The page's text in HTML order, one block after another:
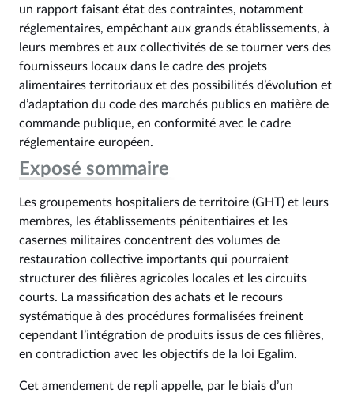
un rapport faisant état des contraintes, notamment
réglementaires, empêchant aux grands établissements, à
leurs membres et aux collectivités de se tourner vers des
fournisseurs locaux dans le cadre des projets
alimentaires territoriaux et des possibilités d’évolution et
d’adaptation du code des marchés publics en matière de
commande publique, en conformité avec le cadre
réglementaire européen.
Exposé sommaire
Les groupements hospitaliers de territoire (GHT) et leurs
membres, les établissements pénitentiaires et les
casernes militaires concentrent des volumes de
restauration collective importants qui pourraient
structurer des filières agricoles locales et les circuits
courts. La massification des achats et le recours
systématique à des procédures formalisées freinent
cependant l’intégration de produits issus de ces filières,
en contradiction avec les objectifs de la loi Egalim.
Cet amendement de repli appelle, par le biais d’un